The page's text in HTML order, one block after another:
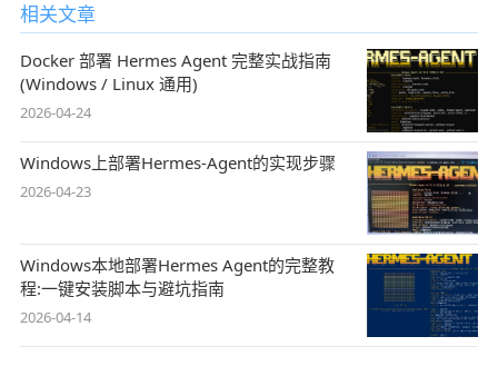
相关文章
Docker 部署 Hermes Agent 完整实战指南
(Windows / Linux 通用)
2026-04-24
Windows上部署Hermes-Agent的实现步骤
2026-04-23
Windows本地部署Hermes Agent的完整教
程:一键安装脚本与避坑指南
2026-04-14